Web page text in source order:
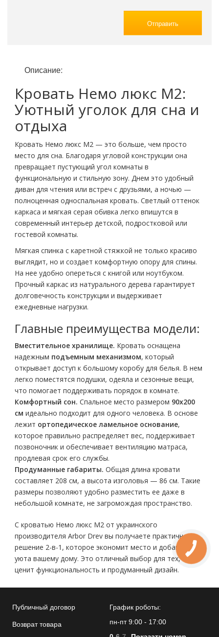
Отправить
Описание:
Кровать Немо люкс М2:
Уютный уголок для сна и
отдыха
Кровать Немо люкс М2 — это больше, чем просто
место для сна. Благодаря угловой конструкции она
превращает пустующий угол комнаты в
функциональную и стильную зону. Днем это удобный
диван для чтения или встреч с друзьями, а ночью —
полноценная односпальная кровать. Светлый оттенок
каркаса и мягкая серая обивка легко впишутся в
современный интерьер детской, подростковой или
гостевой комнаты.
Мягкая спинка с каретной стяжкой не только красиво
выглядит, но и создает комфортную опору для спины.
На нее удобно опереться с книгой или ноутбуком.
Прочный каркас из натурального дерева гарантирует
долговечность конструкции и выдерживает
ежедневные нагрузки.
Главные преимущества модели:
Вместительное хранилище. Кровать оснащена
надежным подъемным механизмом, который
открывает доступ к большому коробу для белья. В нем
легко поместятся подушки, одеяла и сезонные вещи,
что помогает поддерживать порядок в комнате.
Комфортный сон. Спальное место размером 90х200
см идеально подходит для одного человека. В основе
лежит ортопедическое ламельное основание,
которое правильно распределяет вес, поддерживает
позвоночник и обеспечивает вентиляцию матраса,
продлевая срок его службы.
Продуманные габариты. Общая длина кровати
составляет 208 см, а высота изголовья — 86 см. Такие
размеры позволяют удобно разместить ее даже в
небольшой комнате, не загромождая пространство.
С кроватью Немо люкс М2 от украинского
производителя Arbor Drev вы получаете практичное
решение 2-в-1, которое экономит место и добавляет
уюта вашему дому. Это отличный выбор для тех, кто
ценит функциональность и продуманный дизайн.
Публичный договор
Возврат товара
График роботы:
пн-пт 9:00 - 17:00